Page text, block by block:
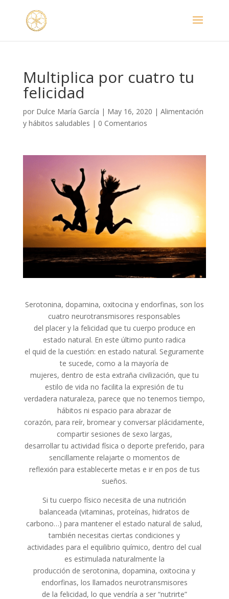
Multiplica por cuatro tu
felicidad
por Dulce María García | May 16, 2020 | Alimentación
y hábitos saludables | 0 Comentarios
Serotonina, dopamina, oxitocina y endorfinas, son los
cuatro neurotransmisores responsables
del placer y la felicidad que tu cuerpo produce en
estado natural. En este último punto radica
el quid de la cuestión: en estado natural. Seguramente
te sucede, como a la mayoría de
mujeres, dentro de esta extraña civilización, que tu
estilo de vida no facilita la expresión de tu
verdadera naturaleza, parece que no tenemos tiempo,
hábitos ni espacio para abrazar de
corazón, para reír, bromear y conversar plácidamente,
compartir sesiones de sexo largas,
desarrollar tu actividad física o deporte preferido, para
sencillamente relajarte o momentos de
reflexión para establecerte metas e ir en pos de tus
sueños.
Si tu cuerpo físico necesita de una nutrición
balanceada (vitaminas, proteínas, hidratos de
carbono…) para mantener el estado natural de salud,
también necesitas ciertas condiciones y
actividades para el equilibrio químico, dentro del cual
es estimulada naturalmente la
producción de serotonina, dopamina, oxitocina y
endorfinas, los llamados neurotransmisores
de la felicidad, lo que vendría a ser “nutrirte”